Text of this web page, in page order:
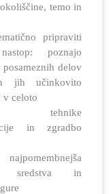
temo in
pripraviti
poznajo
posameznih delov
jih učinkovito
v celoto
tehnike
in zgradbo
sredstva in